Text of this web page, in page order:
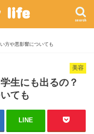
life search
方や悪影響についても
美容
生にも出るの？
ても
LINE